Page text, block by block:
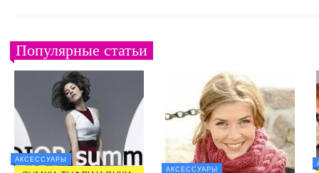
Популярные статьи
АКСЕССУАРЫ
АКСЕССУАРЫ